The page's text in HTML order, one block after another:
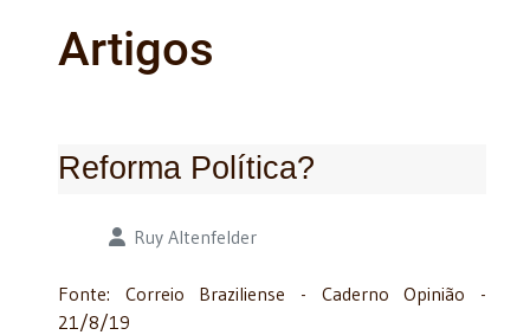
Artigos
Reforma Política?
Detalhes Ruy Altenfelder
Fonte: Correio Braziliense - Caderno Opinião -
21/8/19